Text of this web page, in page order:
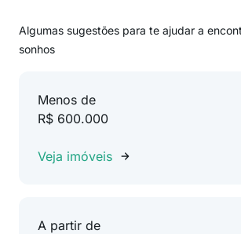
Algumas sugestões para te ajudar a
sonhos
Menos de
R$ 600.000
Veja imóveis
A partir de